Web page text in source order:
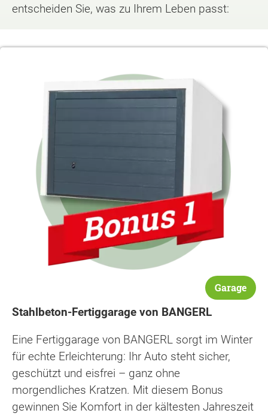
entscheiden Sie, was zu Ihrem Leben passt:
Garage
Stahlbeton-Fertiggarage von BANGERL
Eine Fertiggarage von BANGERL sorgt im Winter
für echte Erleichterung: Ihr Auto steht sicher,
geschützt und eisfrei – ganz ohne
morgendliches Kratzen. Mit diesem Bonus
gewinnen Sie Komfort in der kältesten Jahreszeit